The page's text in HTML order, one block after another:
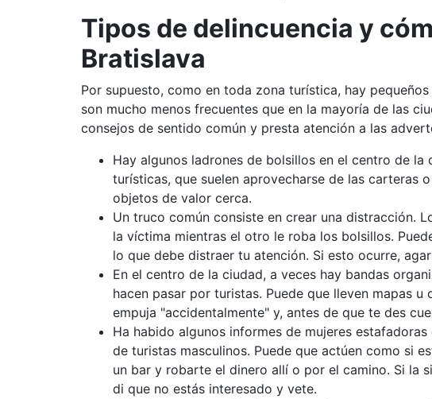
Tipos de delincuencia y
Bratislava
Por supuesto, como en toda zona turística, hay
son mucho menos frecuentes que en la mayoría de las
consejos de sentido común y presta atención a las
Hay algunos ladrones de bolsillos en el centro de
turísticas, que suelen aprovecharse de las carteras
objetos de valor cerca.
Un truco común consiste en crear una distracción.
la víctima mientras el otro le roba los bolsillos.
lo que debe distraer tu atención. Si esto ocurre,
En el centro de la ciudad, a veces hay bandas
hacen pasar por turistas. Puede que lleven mapas
empuja "accidentalmente" y, antes de que te des
Ha habido algunos informes de mujeres
de turistas masculinos. Puede que actúen como si
un bar y robarte el dinero allí o por el camino. Si la
di que no estás interesado y vete.